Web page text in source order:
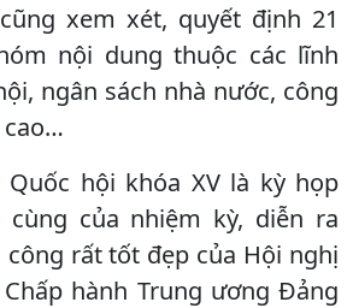
xem xét, quyết định 21
nội dung thuộc các lĩnh
ngân sách nhà nước, công
cao…
hội khóa XV là kỳ họp
của nhiệm kỳ, diễn ra
công rất tốt đẹp của Hội nghị
hành Trung ương Đảng